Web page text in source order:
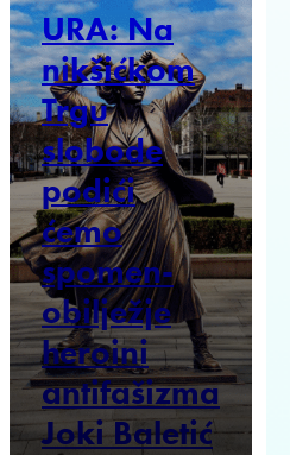
URA: Na
nikšićkom
Trgu
slobode
podići
ćemo
spomen-
obilježje
heroini
antifašizma
Joki Baletić